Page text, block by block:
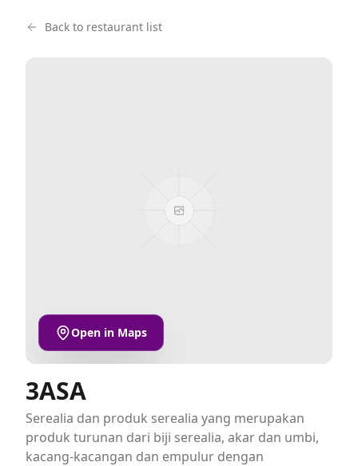
Back to restaurant list
Open in Maps
3ASA
Serealia dan produk serealia yang merupakan
produk turunan dari biji serealia, akar dan umbi,
kacang-kacangan dan empulur dengan